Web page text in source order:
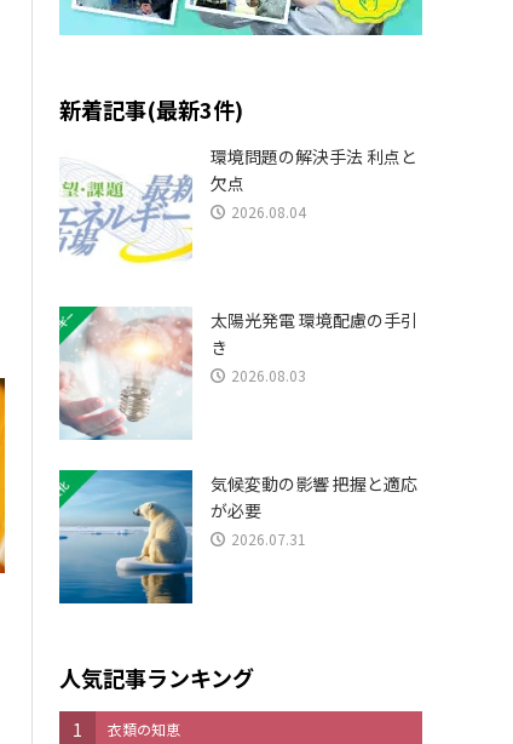
新着記事(最新3件)
環境問題の解決手法 利点と
欠点
2026.08.04
太陽光発電 環境配慮の手引
き
2026.08.03
気候変動の影響 把握と適応
が必要
2026.07.31
人気記事ランキング
1 衣類の知恵